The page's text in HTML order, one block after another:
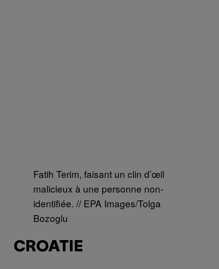
Fatih Terim, faisant un clin d’œil
malicieux à une personne non-
identifiée. // EPA Images/Tolga
Bozoglu
CROATIE